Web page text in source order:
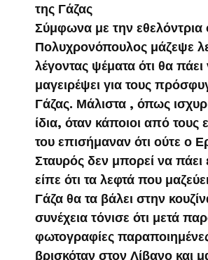
της Γάζας
Σύμφωνα με την εθελόντρια
Πολυχρονόπουλος μάζεψε
λέγοντας ψέματα ότι θα πάει
μαγειρέψει για τους
Γάζας. Μάλιστα , όπως
ίδια, όταν κάποιοι από τους
του επισήμαναν ότι ούτε ο
Σταυρός δεν μπορεί να πάει
είπε ότι τα λεφτά που
Γάζα θα τα βάλει στην
συνέχεια τόνισε ότι μετά
φωτογραφίες
βρισκόταν στον Λίβανο και